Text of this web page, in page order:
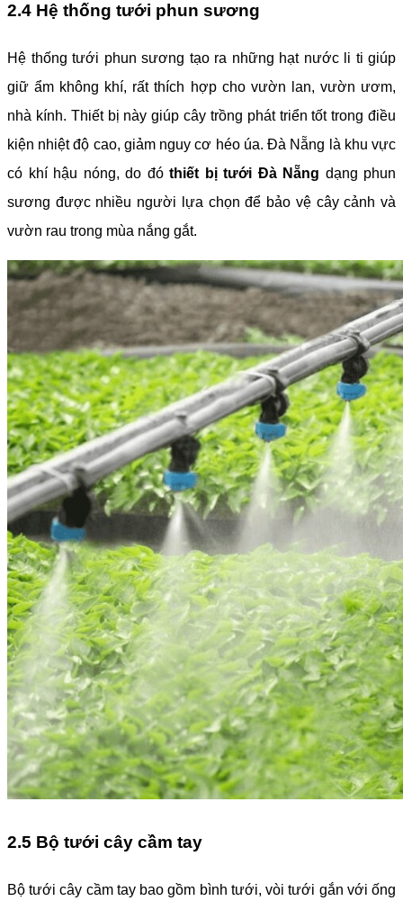
2.4 Hệ thống tưới phun sương
Hệ thống tưới phun sương tạo ra những hạt nước li ti giúp
giữ ẩm không khí, rất thích hợp cho vườn lan, vườn ươm,
nhà kính. Thiết bị này giúp cây trồng phát triển tốt trong điều
kiện nhiệt độ cao, giảm nguy cơ héo úa. Đà Nẵng là khu vực
có khí hậu nóng, do đó thiết bị tưới Đà Nẵng dạng phun
sương được nhiều người lựa chọn để bảo vệ cây cảnh và
vườn rau trong mùa nắng gắt.
2.5 Bộ tưới cây cầm tay
Bộ tưới cây cầm tay bao gồm bình tưới, vòi tưới gắn với ống